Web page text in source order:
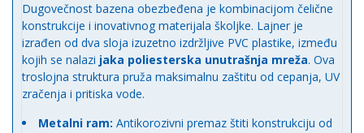
Dugovečnost bazena obezbeđena je kombinacijom čelične
konstrukcije i inovativnog materijala školjke. Lajner je
izrađen od dva sloja izuzetno izdržljive PVC plastike, između
kojih se nalazi jaka poliesterska unutrašnja mreža. Ova
troslojna struktura pruža maksimalnu zaštitu od cepanja, UV
zračenja i pritiska vode.
Metalni ram: Antikorozivni premaz štiti konstrukciju od